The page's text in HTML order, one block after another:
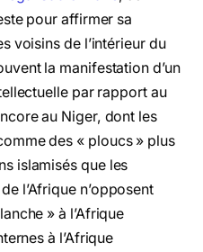
pour affirmer sa
voisins de l’intérieur du
la manifestation d’un
par rapport au
au Niger, dont les
des « ploucs » plus
islamisés que les
l’Afrique n’opposent
» à l’Afrique
à l’Afrique